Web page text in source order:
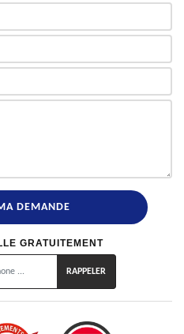
GRATUITEMENT